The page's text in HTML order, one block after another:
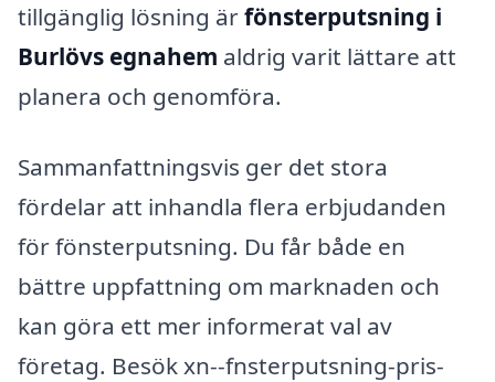
tillgänglig lösning ärfönsterputsning i
Burlövs egnahem aldrig varit lättare att
planera och genomföra.
Sammanfattningsvis ger det stora
fördelar att inhandla flera erbjudanden
för fönsterputsning. Du får både en
bättre uppfattning om marknaden och
kan göra ett mer informerat val av
företag. Besök xn--fnsterputsning-pris-